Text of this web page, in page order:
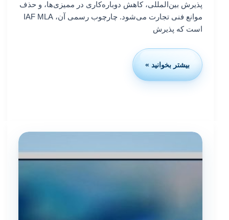
پذیرش بین‌المللی، کاهش دوباره‌کاری در ممیزی‌ها، و حذف
موانع فنی تجارت می‌شود. چارچوب رسمی آن، IAF MLA
است که پذیرش
تشخیص
اعتبار
بیشتر بخوانید »